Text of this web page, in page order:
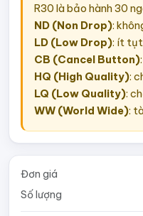
R30 là bảo hành 30
ND (Non Drop):
LD (Low Drop): ít tụt
CB (Cancel Button)
HQ (High Quality):
LQ (Low Quality):
WW (World Wide):
Đơn giá
Số lượng